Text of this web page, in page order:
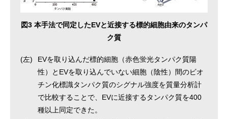
図3 本手法で同定したEVと近接する標的細胞由来のタンパ
ク質
(左)
EVを取り込んだ標的細胞（赤色蛍光タンパク質陽
性）とEVを取り込んでいない細胞（陰性）間のビオ
チン化標識タンパク質のシグナル強度を質量分析計
で比較することで、EVに近接するタンパク質を400
種以上同定できた。